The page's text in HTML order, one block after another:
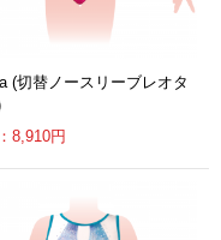
(切替ノースリーブレオタ
8,910円